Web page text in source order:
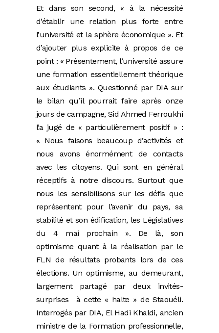
Et dans son second, « à la nécessité
d’établir une relation plus forte entre
l’université et la sphère économique ». Et
d’ajouter plus explicite à propos de ce
point : « Présentement, l’université assure
une formation essentiellement théorique
aux étudiants ». Questionné par DIA sur
le bilan qu’il pourrait faire après onze
jours de campagne, Sid Ahmed Ferroukhi
l’a jugé de « particulièrement positif » :
« Nous faisons beaucoup d’activités et
nous avons énormément de contacts
avec les citoyens. Qui sont en général
réceptifs à notre discours. Surtout que
nous les sensibilisons sur les défis que
représentent pour l’avenir du pays, sa
stabilité et son édification, les Législatives
du 4 mai prochain ». De là, son
optimisme quant à la réalisation par le
FLN de résultats probants lors de ces
élections. Un optimisme, au demeurant,
largement partagé par deux invités-
surprises à cette « halte » de Staouéli.
Interrogés par DIA, El Hadi Khaldi, ancien
ministre de la Formation professionnelle,